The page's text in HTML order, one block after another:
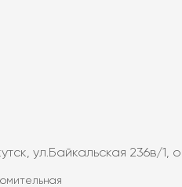
ул.Байкальская 236в/1,